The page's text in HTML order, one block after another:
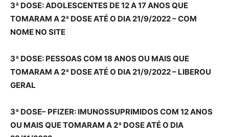
3ª DOSE: ADOLESCENTES DE 12 A 17 ANOS QUE
TOMARAM A 2ª DOSE ATÉ O DIA 21/9/2022 – COM
NOME NO SITE
3ª DOSE: PESSOAS COM 18 ANOS OU MAIS QUE
TOMARAM A 2ª DOSE ATÉ O DIA 21/9/2022 – LIBEROU
GERAL
3ª DOSE– PFIZER: IMUNOSSUPRIMIDOS COM 12 ANOS
OU MAIS QUE TOMARAM A 2ª DOSE ATÉ O DIA